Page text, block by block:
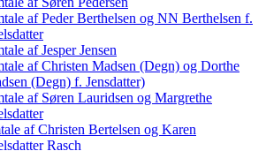
af Peder Berthelsen og NN Berthelsen f.
af Jesper Jensen
af Christen Madsen (Degn) og Dorthe
(Degn) f. Jensdatter)
af Søren Lauridsen og Margrethe
af Christen Bertelsen og Karen
Rasch